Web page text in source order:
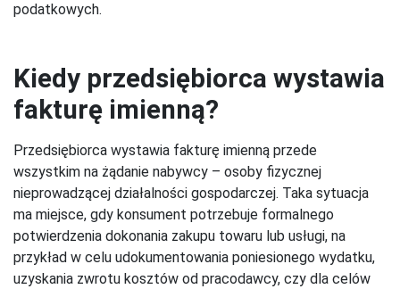
podatkowych.
Kiedy przedsiębiorca wystawia
fakturę imienną?
Przedsiębiorca wystawia fakturę imienną przede
wszystkim na żądanie nabywcy – osoby fizycznej
nieprowadzącej działalności gospodarczej. Taka sytuacja
ma miejsce, gdy konsument potrzebuje formalnego
potwierdzenia dokonania zakupu towaru lub usługi, na
przykład w celu udokumentowania poniesionego wydatku,
uzyskania zwrotu kosztów od pracodawcy, czy dla celów